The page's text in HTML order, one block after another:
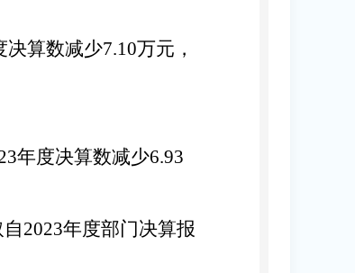
决算数减少7.10万元，
年度决算数减少6.93
2023年度部门决算报